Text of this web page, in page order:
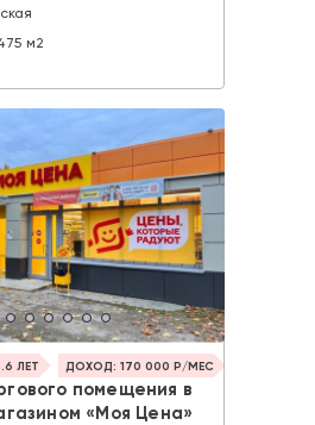
м2
ЛЕТ ДОХОД: 170 000 Р/МЕС
помещения в
«Моя Цена»